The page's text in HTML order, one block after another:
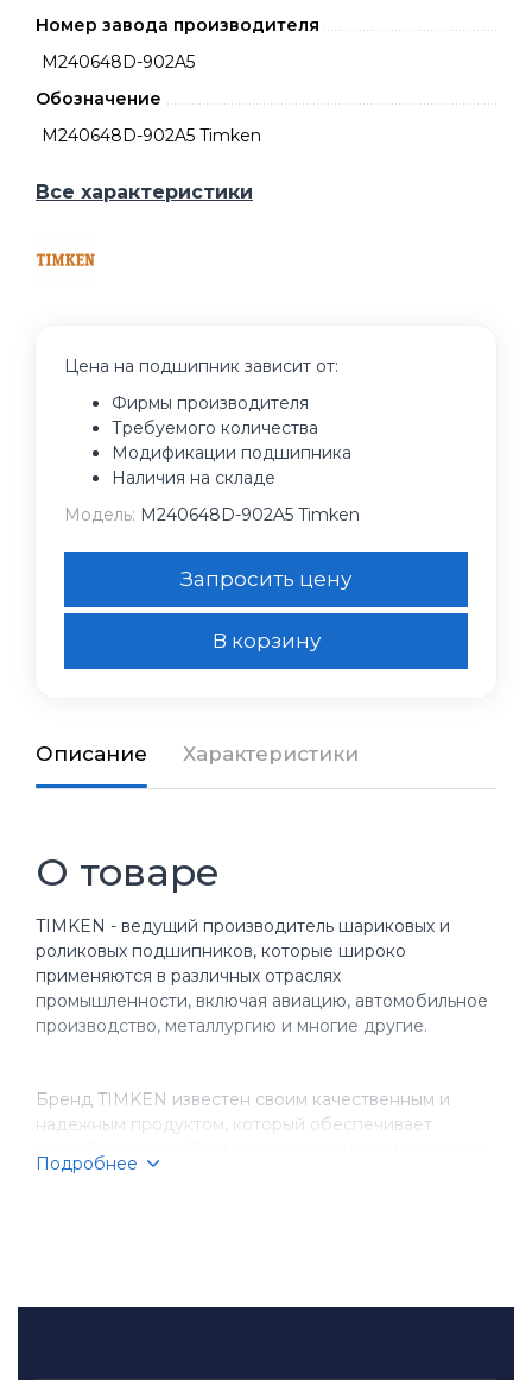
Номер завода производителя
M240648D-902A5
Обозначение
M240648D-902A5 Timken
Все характеристики
Цена на подшипник зависит от:
Фирмы производителя
Требуемого количества
Модификации подшипника
Наличия на складе
Модель: M240648D-902A5 Timken
Запросить цену
В корзину
Описание Характеристики
О товаре
TIMKEN - ведущий производитель шариковых и
роликовых подшипников, которые широко
применяются в различных отраслях
промышленности, включая авиацию, автомобильное
производство, металлургию и многие другие.
Бренд TIMKEN известен своим качественным и
надежным продуктом, который обеспечивает
оборудования. Компания имеет более чем
Подробнее